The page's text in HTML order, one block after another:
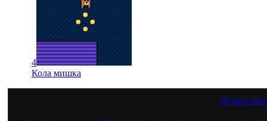
4
Кола мишка
Играть